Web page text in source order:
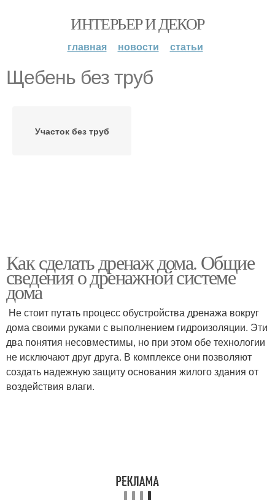
ИНТЕРЬЕР И ДЕКОР
главная новости статьи
Щебень без труб
Участок без труб
Как сделать дренаж дома. Общие
сведения о дренажной системе
дома
Не стоит путать процесс обустройства дренажа вокруг
дома своими руками с выполнением гидроизоляции. Эти
два понятия несовместимы, но при этом обе технологии
не исключают друг друга. В комплексе они позволяют
создать надежную защиту основания жилого здания от
воздействия влаги.